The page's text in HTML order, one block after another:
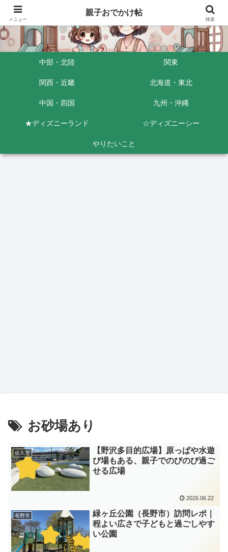
中部・北陸 関東
関西・近畿 北海道・東北
中国・四国 九州・沖縄
★ディズニーランド ☆ディズニーシー
やりたいこと
お砂場あり
佐久市
【野沢多目的広場】原っぱや水遊
び場もある、親子でのびのび過ご
せる広場
2026.06.22
長野市
緑ヶ丘公園（長野市）訪問レポ｜
程よい広さで子どもと過ごしやす
い公園
メニュー
親子おでかけ帖
検索